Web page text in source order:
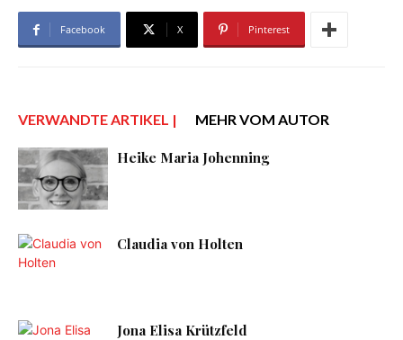
Facebook X Pinterest
VERWANDTE ARTIKEL | MEHR VOM AUTOR
Heike Maria Johenning
Claudia von Holten
Jona Elisa Krützfeld